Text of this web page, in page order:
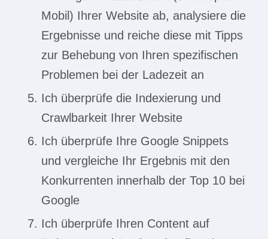
Mobil) Ihrer Website ab, analysiere die
Ergebnisse und reiche diese mit Tipps
zur Behebung von Ihren spezifischen
Problemen bei der Ladezeit an
Ich überprüfe die Indexierung und
Crawlbarkeit Ihrer Website
Ich überprüfe Ihre Google Snippets
und vergleiche Ihr Ergebnis mit den
Konkurrenten innerhalb der Top 10 bei
Google
Ich überprüfe Ihren Content auf